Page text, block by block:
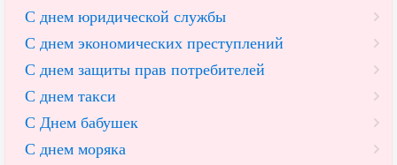
С днем юридической службы
С днем экономических преступлений
С днем защиты прав потребителей
С днем такси
С Днем бабушек
С днем моряка